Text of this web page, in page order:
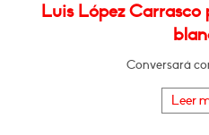
Luis López Carrasco
Conversará
Leer